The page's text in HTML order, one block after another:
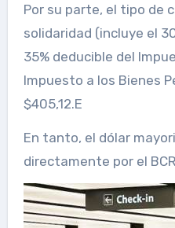
Por su parte, el tipo de
solidaridad (incluye el
35% deducible del
Impuesto a los Bienes
$405,12.E
En tanto, el dólar
directamente por el